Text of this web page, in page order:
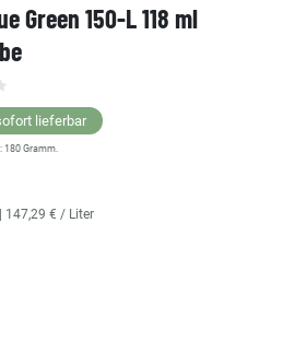
Green 150-L 118 ml
lieferbar
180 Gramm.
| 147,29 € / Liter